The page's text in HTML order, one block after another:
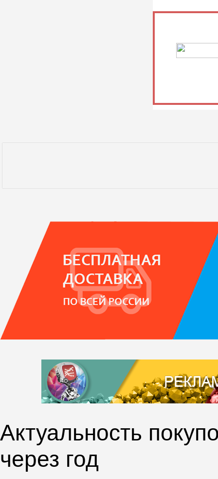
Актуальность
через год